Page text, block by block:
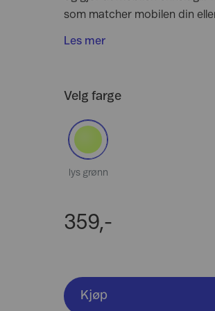
som matcher mobilen din
Les mer
Velg farge
lys grønn
359,-
Kjøp